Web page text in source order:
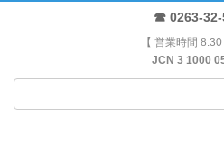
☎ 0263-32-
【 営業時間 8:30
JCN 3 1000